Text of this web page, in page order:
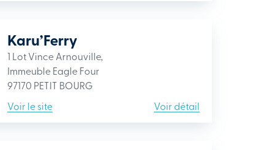
Karu’Ferry
1 Lot Vince Arnouville,
Immeuble Eagle Four
97170 PETIT BOURG
Voir le site
Voir détail